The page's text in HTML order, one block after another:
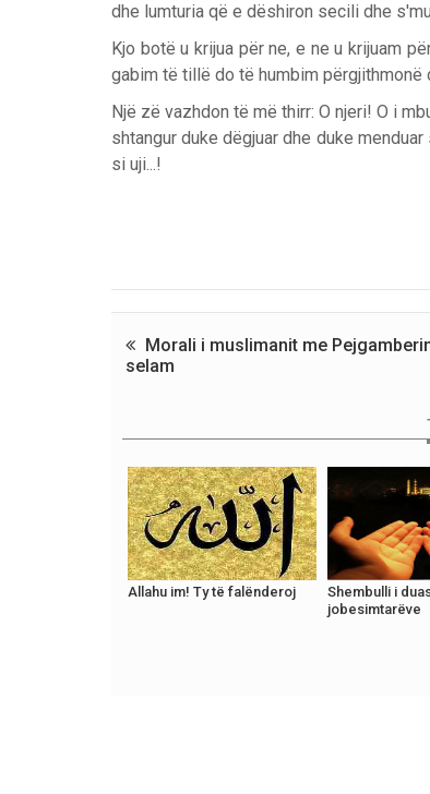
dhe lumturia që e dëshiron secili dhe
Kjo botë u krijua për ne, e ne u krijuam
gabim të tillë do të humbim përgjithmonë
Një zë vazhdon të më thirr: O njeri! O i
shtangur duke dëgjuar dhe duke
si uji...!
Morali i muslimanit me
selam
Allahu im! Ty të falënderoj
Shembulli i
jobesimtarëve